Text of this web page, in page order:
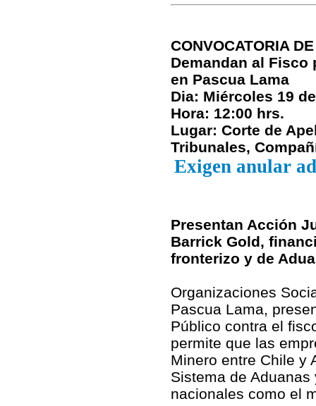
CONVOCATORIA
Demandan al Fisco
en Pascua Lama
Dia: Miércoles 19
Hora: 12:00 hrs.
Lugar: Corte de
Tribunales,
Exigen anular
Presentan Acción
Barrick Gold,
fronterizo y de
Organizaciones
Pascua Lama,
Público contra el
permite que las
Minero entre Chile y
Sistema de
nacionales como el